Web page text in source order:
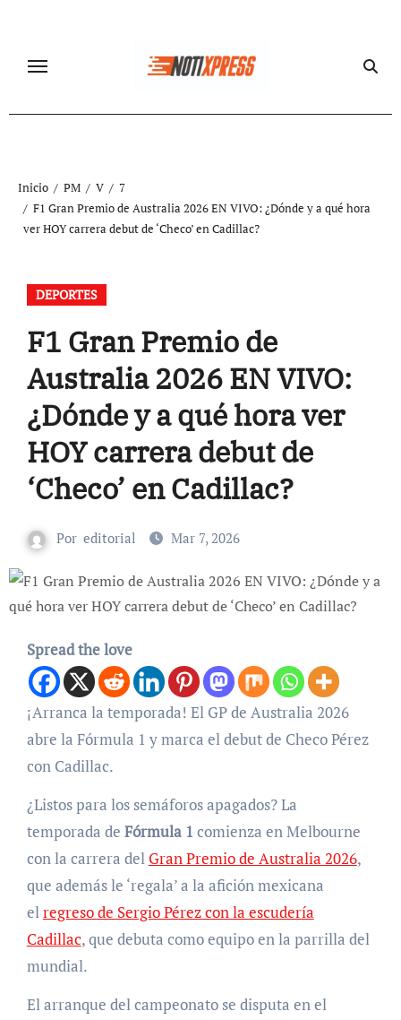
contenido
Inicio PM V
7
F1 Gran Premio de Australia 2026 EN VIVO: ¿Dónde y a qué hora
ver HOY carrera debut de ‘Checo’ en Cadillac?
DEPORTES
F1 Gran Premio de
Australia 2026 EN VIVO:
¿Dónde y a qué hora ver
HOY carrera debut de
‘Checo’ en Cadillac?
Por editorial Mar 7, 2026
Spread the love
¡Arranca la temporada! El GP de Australia 2026
abre la Fórmula 1 y marca el debut de Checo Pérez
con Cadillac.
¿Listos para los semáforos apagados? La
temporada de Fórmula 1 comienza en Melbourne
con la carrera del Gran Premio de Australia 2026,
que además le ‘regala’ a la afición mexicana
elregreso de Sergio Pérez con la escudería
Cadillac, que debuta como equipo en la parrilla del
mundial.
El arranque del campeonato se disputa en el